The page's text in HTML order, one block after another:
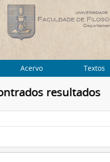
Acervo Textos
resultados